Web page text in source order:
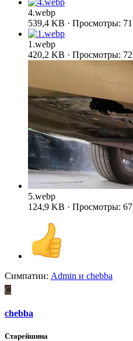
4.webp
539,4 KB · Просмотры: 71
1.webp
420,2 KB · Просмотры: 72
5.webp
124,9 KB · Просмотры: 67
Симпатии: Admin и chebba
C
chebba
Старейшина